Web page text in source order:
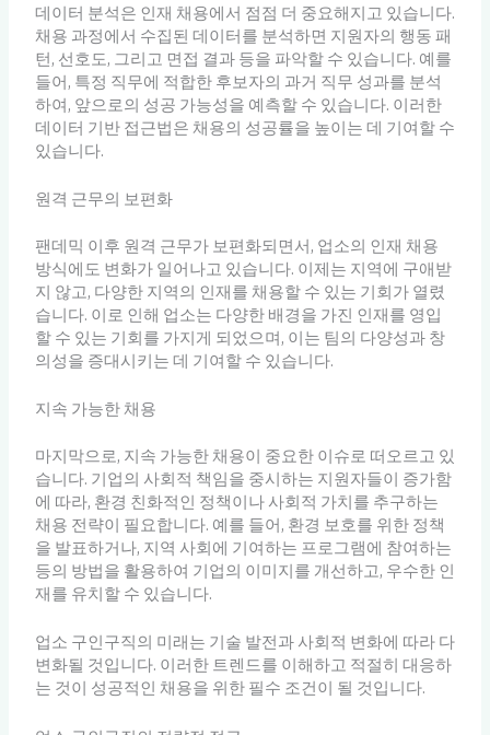
데이터 분석은 인재 채용에서 점점 더 중요해지고 있습니다.
채용 과정에서 수집된 데이터를 분석하면 지원자의 행동 패
턴, 선호도, 그리고 면접 결과 등을 파악할 수 있습니다. 예를
들어, 특정 직무에 적합한 후보자의 과거 직무 성과를 분석
하여, 앞으로의 성공 가능성을 예측할 수 있습니다. 이러한
데이터 기반 접근법은 채용의 성공률을 높이는 데 기여할 수
있습니다.
원격 근무의 보편화
팬데믹 이후 원격 근무가 보편화되면서, 업소의 인재 채용
방식에도 변화가 일어나고 있습니다. 이제는 지역에 구애받
지 않고, 다양한 지역의 인재를 채용할 수 있는 기회가 열렸
습니다. 이로 인해 업소는 다양한 배경을 가진 인재를 영입
할 수 있는 기회를 가지게 되었으며, 이는 팀의 다양성과 창
의성을 증대시키는 데 기여할 수 있습니다.
지속 가능한 채용
마지막으로, 지속 가능한 채용이 중요한 이슈로 떠오르고 있
습니다. 기업의 사회적 책임을 중시하는 지원자들이 증가함
에 따라, 환경 친화적인 정책이나 사회적 가치를 추구하는
채용 전략이 필요합니다. 예를 들어, 환경 보호를 위한 정책
을 발표하거나, 지역 사회에 기여하는 프로그램에 참여하는
등의 방법을 활용하여 기업의 이미지를 개선하고, 우수한 인
재를 유치할 수 있습니다.
업소 구인구직의 미래는 기술 발전과 사회적 변화에 따라 다
변화될 것입니다. 이러한 트렌드를 이해하고 적절히 대응하
는 것이 성공적인 채용을 위한 필수 조건이 될 것입니다.